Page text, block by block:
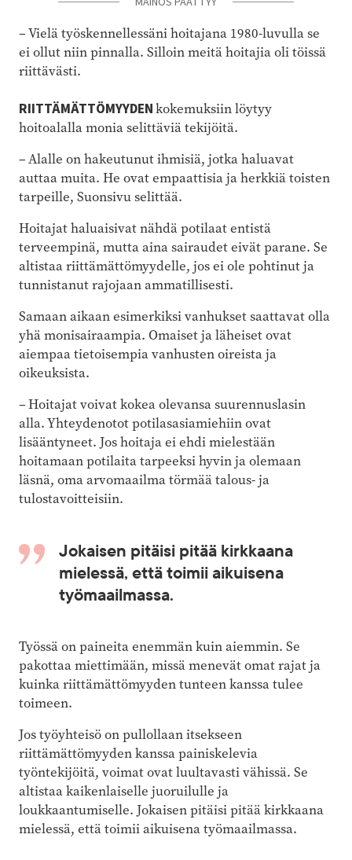
– Vielä työskennellessäni hoitajana 1980-luvulla se
ei ollut niin pinnalla. Silloin meitä hoitajia oli töissä
riittävästi.
RIITTÄMÄTTÖMYYDENkokemuksiin löytyy
hoitoalalla monia selittäviä tekijöitä.
– Alalle on hakeutunut ihmisiä, jotka haluavat
auttaa muita. He ovat empaattisia ja herkkiä toisten
tarpeille, Suonsivu selittää.
Hoitajat haluaisivat nähdä potilaat entistä
terveempinä, mutta aina sairaudet eivät parane. Se
altistaa riittämättömyydelle, jos ei ole pohtinut ja
tunnistanut rajojaan ammatillisesti.
Samaan aikaan esimerkiksi vanhukset saattavat olla
yhä monisairaampia. Omaiset ja läheiset ovat
aiempaa tietoisempia vanhusten oireista ja
oikeuksista.
– Hoitajat voivat kokea olevansa suurennuslasin
alla. Yhteydenotot potilasasiamiehiin ovat
lisääntyneet. Jos hoitaja ei ehdi mielestään
hoitamaan potilaita tarpeeksi hyvin ja olemaan
läsnä, oma arvomaailma törmää talous- ja
tulostavoitteisiin.
Jokaisen pitäisi pitää kirkkaana
mielessä, että toimii aikuisena
työmaailmassa.
Työssä on paineita enemmän kuin aiemmin. Se
pakottaa miettimään, missä menevät omat rajat ja
kuinka riittämättömyyden tunteen kanssa tulee
toimeen.
Jos työyhteisö on pullollaan itsekseen
riittämättömyyden kanssa painiskelevia
työntekijöitä, voimat ovat luultavasti vähissä. Se
altistaa kaikenlaiselle juoruilulle ja
loukkaantumiselle. Jokaisen pitäisi pitää kirkkaana
mielessä, että toimii aikuisena työmaailmassa.